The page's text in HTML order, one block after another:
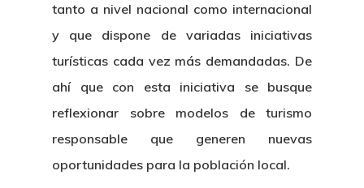
tanto a nivel nacional como internacional
y que dispone de variadas iniciativas
turísticas cada vez más demandadas. De
ahí que con esta iniciativa se busque
reflexionar sobre modelos de turismo
responsable que generen nuevas
oportunidades para la población local.